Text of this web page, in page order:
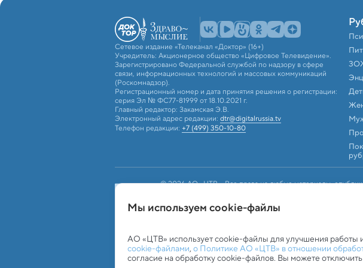
Сетевое издание «Телеканал «Доктор» (16+)
Учредитель: Акционерное общество «Цифровое Телевидение».
Зарегистрировано Федеральной службой по надзору в сфере
связи, информационных технологий и массовых коммуникаций
(Роскомнадзор).
Регистрационный номер и дата принятия решения о регистрации:
серия Эл № ФС77-81999 от 18.10.2021 г.
Главный редактор: Закамская Э.В.
Электронный адрес редакции: dtr@digitalrussia.tv
Телефон редакции: +7 (499) 350-10-80
© 2026 АО «ЦТВ». Все права на любые материалы,
«ЦТВ»). Для лиц старше 16 лет.
Обработка персональных данных Работа с cookie-файлами
Мы используем сookie-файлы
АО «ЦТВ» использует cookie-файлы для улучшения работы
cookie-файлами,о Политике АО «ЦТВ» в отношении
согласие на обработку cookie-файлов. Вы можете